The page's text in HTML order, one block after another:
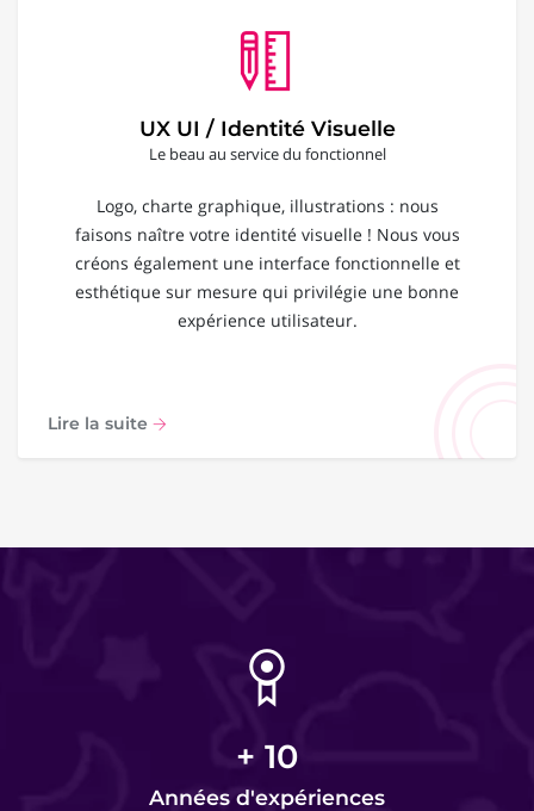
UX UI / Identité Visuelle
Le beau au service du fonctionnel
Logo, charte graphique, illustrations : nous
faisons naître votre identité visuelle ! Nous vous
créons également une interface fonctionnelle et
esthétique sur mesure qui privilégie une bonne
expérience utilisateur.
Lire la suite
+ 10
Années d'expériences